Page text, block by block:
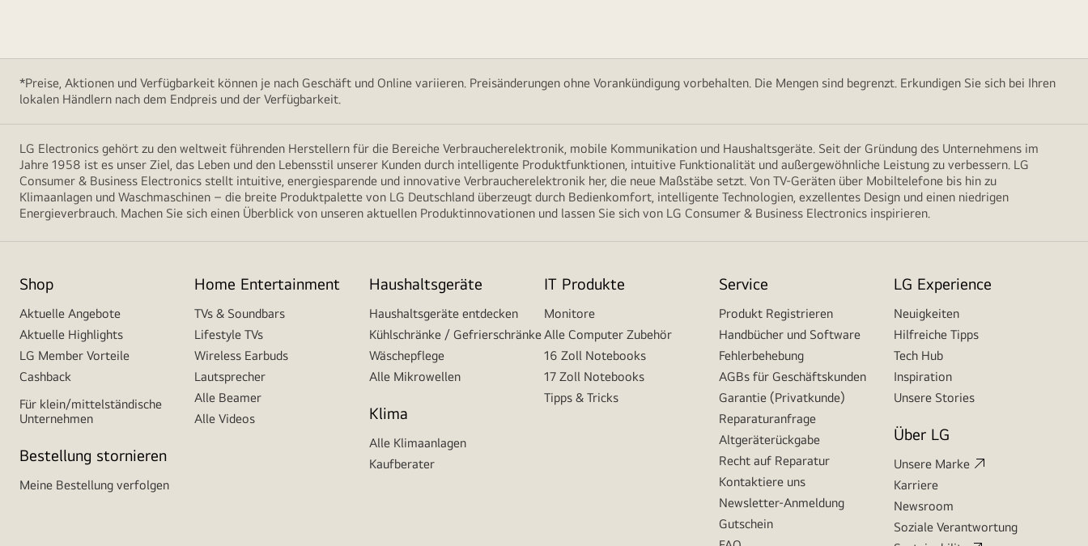
*Preise, Aktionen und Verfügbarkeit können je nach Geschäft und Online variieren. Preisänderungen ohne Vorankündigung vorbehalten. Die Mengen sind begrenzt. Erkundigen Sie sich bei Ihren
lokalen Händlern nach dem Endpreis und der Verfügbarkeit.
LG Electronics gehört zu den weltweit führenden Herstellern für die Bereiche Verbraucherelektronik, mobile Kommunikation und Haushaltsgeräte. Seit der Gründung des Unternehmens im
Jahre 1958 ist es unser Ziel, das Leben und den Lebensstil unserer Kunden durch intelligente Produktfunktionen, intuitive Funktionalität und außergewöhnliche Leistung zu verbessern. LG
Consumer & Business Electronics stellt intuitive, energiesparende und innovative Verbraucherelektronik her, die neue Maßstäbe setzt. Von TV-Geräten über Mobiltelefone bis hin zu
Klimaanlagen und Waschmaschinen – die breite Produktpalette von LG Deutschland überzeugt durch Bedienkomfort, intelligente Technologien, exzellentes Design und einen niedrigen
Energieverbrauch. Machen Sie sich einen Überblick von unseren aktuellen Produktinnovationen und lassen Sie sich von LG Consumer & Business Electronics inspirieren.
Shop
Aktuelle Angebote
Aktuelle Highlights
LG Member Vorteile
Cashback
Für klein/mittelständische
Unternehmen
Bestellung stornieren
Meine Bestellung verfolgen
Home Entertainment
TVs & Soundbars
Lifestyle TVs
Wireless Earbuds
Lautsprecher
Alle Beamer
Alle Videos
Haushaltsgeräte
Haushaltsgeräte entdecken
Kühlschränke / Gefrierschränke
Wäschepflege
Alle Mikrowellen
Klima
Alle Klimaanlagen
Kaufberater
IT Produkte
Monitore
Alle Computer Zubehör
16 Zoll Notebooks
17 Zoll Notebooks
Tipps & Tricks
Service
Produkt Registrieren
Handbücher und Software
Fehlerbehebung
AGBs für Geschäftskunden
Garantie (Privatkunde)
Reparaturanfrage
Altgeräterückgabe
Recht auf Reparatur
Kontaktiere uns
Newsletter-Anmeldung
Gutschein
LG Experience
Neuigkeiten
Hilfreiche Tipps
Tech Hub
Inspiration
Unsere Stories
Über LG
Unsere Marke
Karriere
Newsroom
Soziale Verantwortung